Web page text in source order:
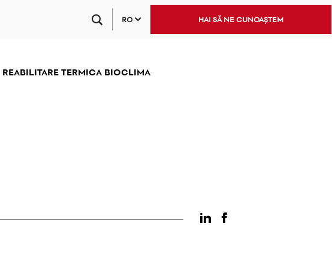
RO HAI SĂ NE CUNOAȘTEM
REABILITARE TERMICA BIOCLIMA